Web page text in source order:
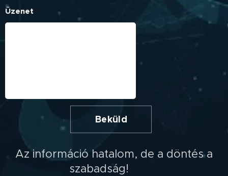
Üzenet
Beküld
Az információ hatalom, de a döntés a
szabadság! 🗝️🔓